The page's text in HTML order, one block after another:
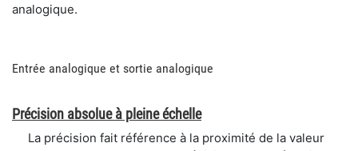
analogique.
Entrée analogique et sortie analogique
Précision absolue à pleine échelle
La précision fait référence à la proximité de la valeur